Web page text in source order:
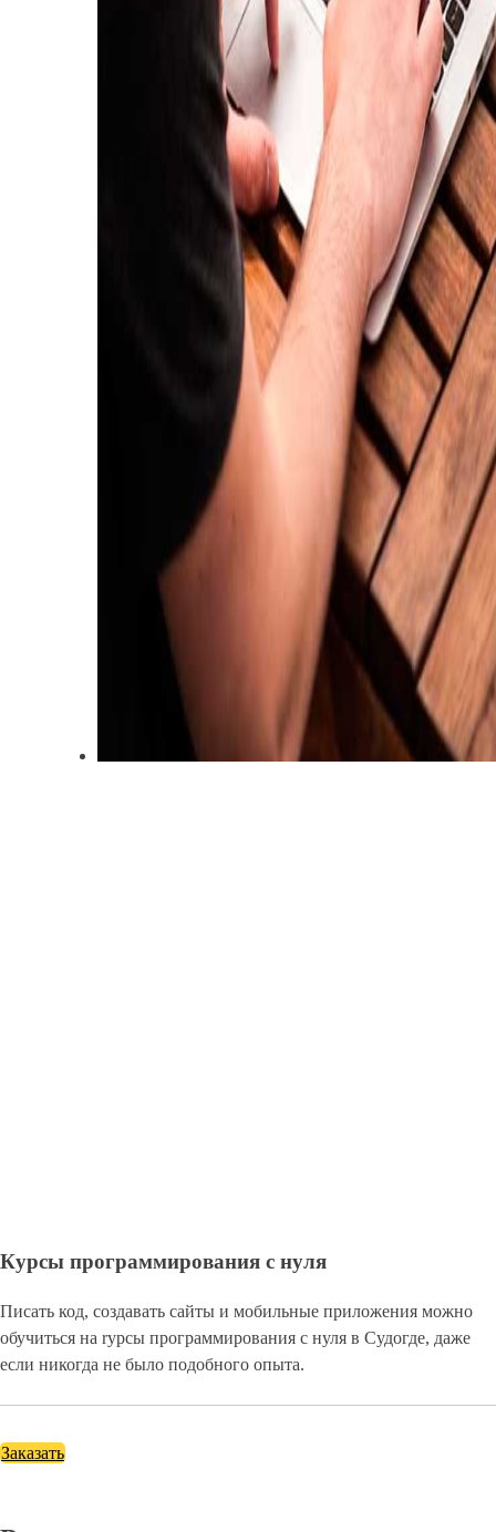
Курсы программирования с нуля
Писать код, создавать сайты и мобильные приложения можно
обучиться на rурсы программирования с нуля в Судогде, даже
если никогда не было подобного опыта.
Заказать